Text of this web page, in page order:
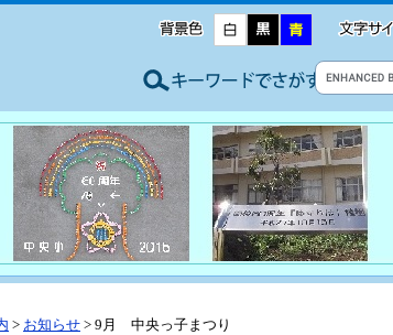
> お知らせ > 9月 中央っ子まつり